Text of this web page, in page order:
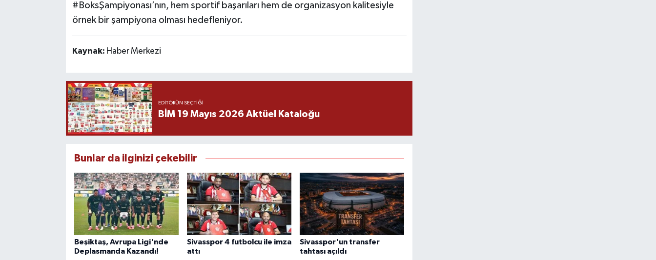
#BoksŞampiyonası’nın, hem sportif başarıları hem de organizasyon kalitesiyle
örnek bir şampiyona olması hedefleniyor.
Kaynak: Haber Merkezi
EDITÖRÜN SEÇTIĞI
BİM 19 Mayıs 2026 Aktüel Kataloğu
Bunlar da ilginizi çekebilir
Beşiktaş, Avrupa Ligi'nde
Deplasmanda Kazandı!
Sivasspor 4 futbolcu ile imza
attı
Sivasspor'un transfer
tahtası açıldı